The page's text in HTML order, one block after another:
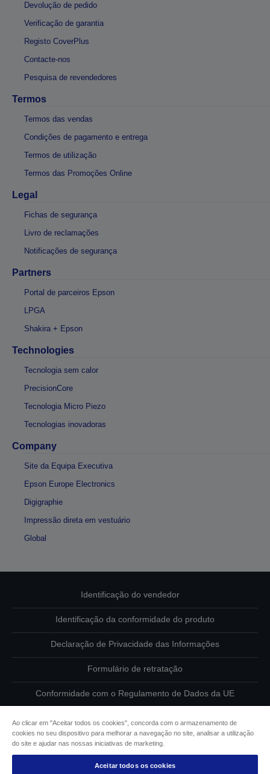
Devolução de pedido
Verificação de garantia
Registo CoverPlus
Contacte-nos
Pesquisa de revendedores
Termos
Termos das vendas
Condições de pagamento e entrega
Termos de utilização
Termos das Promoções Online
Legal
Fichas de segurança
Livro de reclamações
Notificações de segurança
Partners
Portal de parceiros Epson
LPGA
Shakira + Epson
Technologies
Tecnologia sem calor
PrecisionCore
Tecnologia Micro Piezo
Tecnologias inovadoras
Company
Site da Equipa Executiva
Epson Europe Electronics
Digigraphie
Impressão direta em vestuário
Global
Identificação do vendedor
Identificação da conformidade do produto
Declaração de Privacidade das Informações
Formulário de retratação
Conformidade com o Regulamento de Dados da UE
Informações sobre cookies
Compromisso da Epson para com a acessibilidade
Ao clicar em "Aceitar todos os cookies", concorda com o armazenamento de
cookies no seu dispositivo para melhorar a navegação no site, analisar a utilização
do site e ajudar nas nossas iniciativas de marketing.
Aceitar todos os cookies